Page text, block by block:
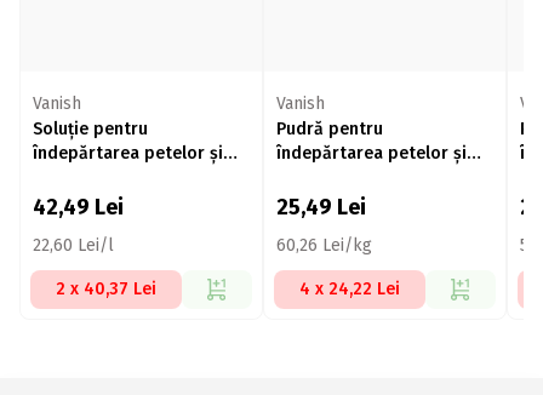
Vanish
Soluție pentru
îndepărtarea petelor și
Extra Hygiene, 18
42,49 Lei
22,60 Lei/l
2 x 40,37 Lei
Vanish
Pudră pentru
îndepărtarea petelor și
Extra Hygiene 423g
25,49 Lei
60,26 Lei/kg
4 x 24,22 Lei